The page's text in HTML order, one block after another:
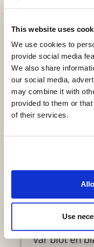
This website uses
We use cookies to
provide social media
We also share
our social media,
may combine it with
provided to them or
of their services.
Use
belyse dette.
Lørdag på
16:00 JANINA
DANMARK .
Lektor i
Jessica
med
Jødisk
Jensen,
og
jødiske
var blot en